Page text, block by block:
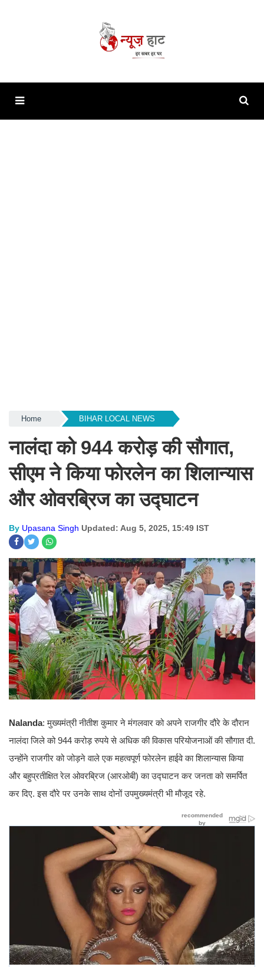
Home BIHAR LOCAL NEWS
नालंदा को 944 करोड़ की सौगात,
सीएम ने किया फोरलेन का शिलान्यास
और ओवरब्रिज का उद्घाटन
By Upasana Singh Updated: Aug 5, 2025, 15:49 IST
Nalanda: मुख्यमंत्री नीतीश कुमार ने मंगलवार को अपने राजगीर दौरे के दौरान
नालंदा जिले को 944 करोड़ रुपये से अधिक की विकास परियोजनाओं की सौगात दी.
उन्होंने राजगीर को जोड़ने वाले एक महत्वपूर्ण फोरलेन हाईवे का शिलान्यास किया
और बहुप्रतीक्षित रेल ओवरब्रिज (आरओबी) का उद्घाटन कर जनता को समर्पित
कर दिए. इस दौरे पर उनके साथ दोनों उपमुख्यमंत्री भी मौजूद रहे.